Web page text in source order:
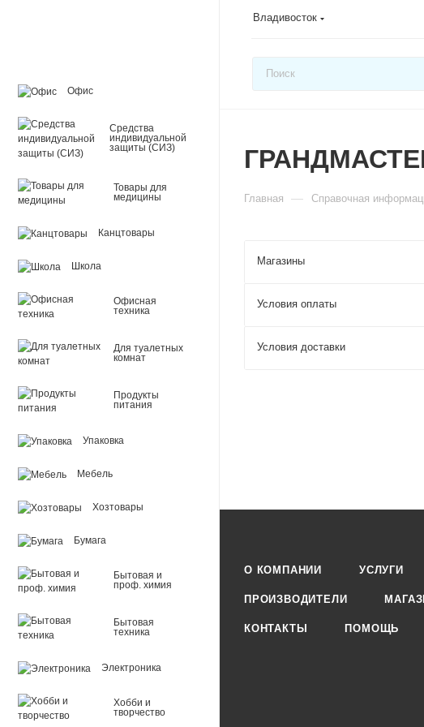
Владивосток
Офис
Средства
индивидуальной
защиты (СИЗ)
Товары для
медицины
Канцтовары
Школа
Офисная
техника
Для туалетных
комнат
Продукты
питания
Упаковка
Мебель
Хозтовары
Бумага
Бытовая и
проф. химия
Бытовая
техника
Электроника
Хобби и
творчество
Главная — Справочная
Магазины
Условия оплаты
Условия доставки
О КОМПАНИИ УСЛУГИ
ПРОИЗВОДИТЕЛИ
КОНТАКТЫ ПОМОЩЬ